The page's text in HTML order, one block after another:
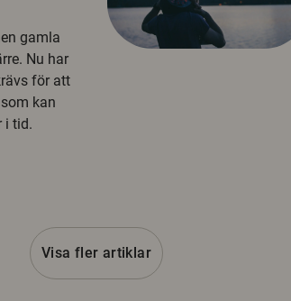
gamla
Nu har
för att
kan
i tid.
Visa fler artiklar